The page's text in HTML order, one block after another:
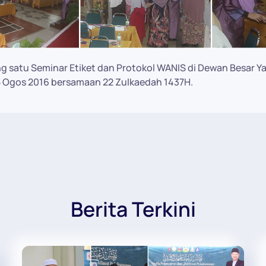
satu Seminar Etiket dan Protokol WANIS di Dewan Besar
2016 bersamaan 22 Zulkaedah 1437H.
Berita Terkini